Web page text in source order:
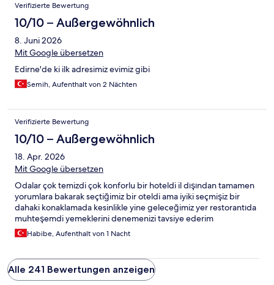
Verifizierte Bewertung
10/10 – Außergewöhnlich
8. Juni 2026
Mit Google übersetzen
Edirne'de ki ilk adresimiz evimiz gibi
Semih, Aufenthalt von 2 Nächten
Verifizierte Bewertung
10/10 – Außergewöhnlich
18. Apr. 2026
Mit Google übersetzen
Odalar çok temizdi çok konforlu bir hoteldi il dışından tamamen
yorumlara bakarak seçtiğimiz bir oteldi ama iyiki seçmişiz bir
dahaki konaklamada kesinlikle yine geleceğimiz yer restorantıda
muhteşemdi yemeklerini denemenizi tavsiye ederim
Habibe, Aufenthalt von 1 Nacht
Alle 241 Bewertungen anzeigen